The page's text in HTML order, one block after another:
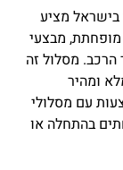
בישראל מציע
מופחתת, מבצעי
הרכב. מסלול זה
ומהיר
עם מסלולי
בהתחלה או